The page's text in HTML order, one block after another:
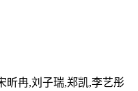
昕冉,刘子瑞,郑凯,李艺彤